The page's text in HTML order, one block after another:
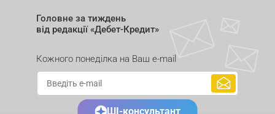
Головне за тиждень
від редакції «Дебет-Кредит»
Кожного понеділка на Ваш e-mail
ШІ-консультант